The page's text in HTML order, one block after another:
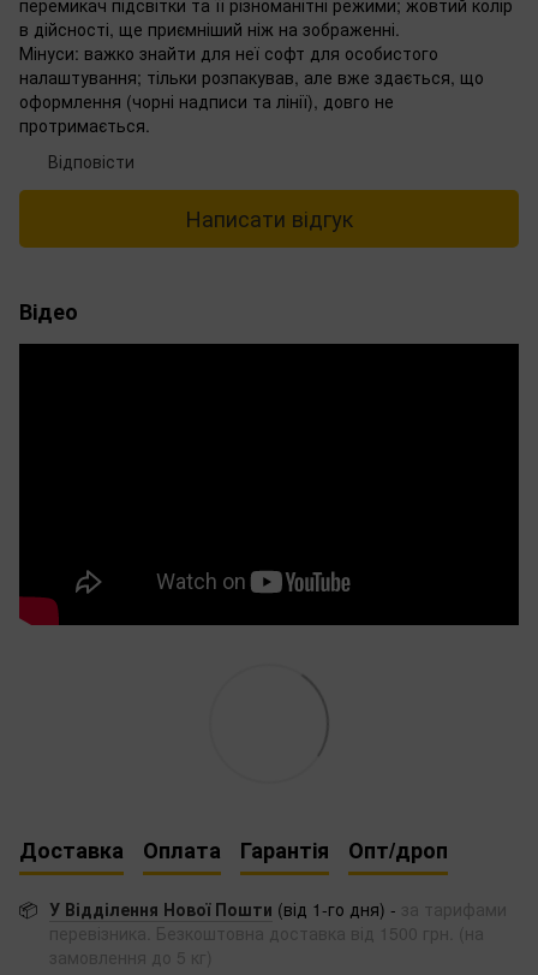
в дійсності, ще приємніший ніж на зображенні.
Мінуси: важко знайти для неї софт для особистого
налаштування; тільки розпакував, але вже здається, що
оформлення (чорні надписи та лінії), довго не
протримається.
Відповісти
Написати відгук
Відео
Доставка Оплата Гарантія Опт/дроп
📦 У Відділення Нової Пошти (від 1-го дня) - за тарифами
перевізника. Безкоштовна доставка від 1500 грн. (на
замовлення до 5 кг)